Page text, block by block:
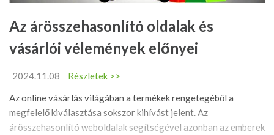
Az árösszehasonlító oldalak és
vásárlói vélemények előnyei
2024.11.08
Részletek >>
Az online vásárlás világában a termékek rengetegéből a
megfelelő kiválasztása sokszor kihívást jelent. Az
árösszehasonlító weboldalak segítségével azonban az emberek